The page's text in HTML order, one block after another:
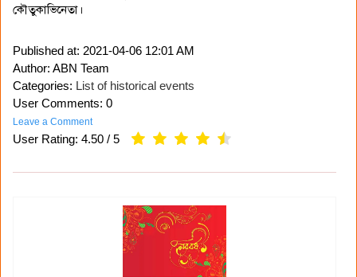
কৌতুকাভিনেতা।
Published at: 2021-04-06 12:01 AM
Author: ABN Team
Categories: List of historical events
User Comments: 0
Leave a Comment
User Rating: 4.50 / 5